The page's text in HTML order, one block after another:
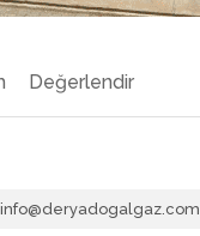
Değerlendir
info@deryadogalgaz.com